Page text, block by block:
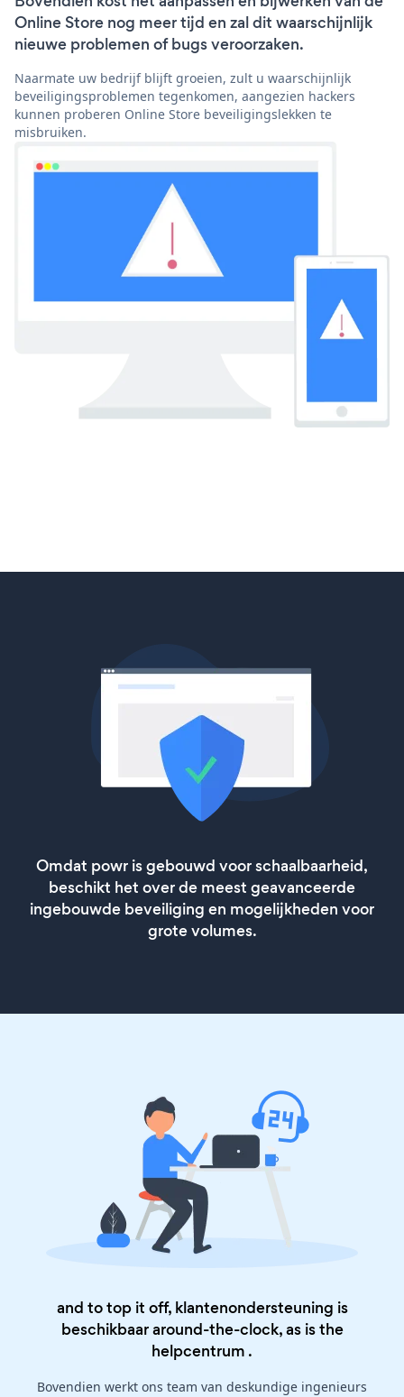
Online Store nog meer tijd en zal dit waarschijnlijk
nieuwe problemen of bugs veroorzaken.
Naarmate uw bedrijf blijft groeien, zult u waarschijnlijk
beveiligingsproblemen tegenkomen, aangezien hackers
kunnen proberen Online Store beveiligingslekken te
misbruiken.
Omdat powr is gebouwd voor schaalbaarheid,
beschikt het over de meest geavanceerde
ingebouwde beveiliging en mogelijkheden voor
grote volumes.
and to top it off, klantenondersteuning is
beschikbaar around-the-clock, as is the
helpcentrum .
Bovendien werkt ons team van deskundige ingenieurs